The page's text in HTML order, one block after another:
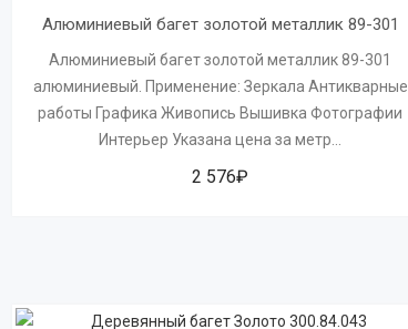
Алюминиевый багет золотой металлик 89-301
Алюминиевый багет золотой металлик 89-301
алюминиевый. Применение: Зеркала Антикварные
работы Графика Живопись Вышивка Фотографии
Интерьер Указана цена за метр...
2 576₽